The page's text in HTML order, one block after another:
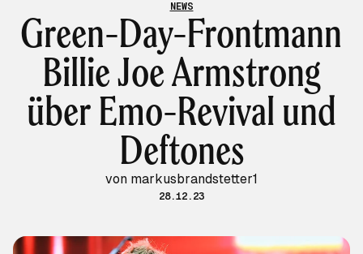
NEWS
Green-Day-Frontmann
Billie Joe Armstrong
über Emo-Revival und
Deftones
von markusbrandstetter1
28.12.23